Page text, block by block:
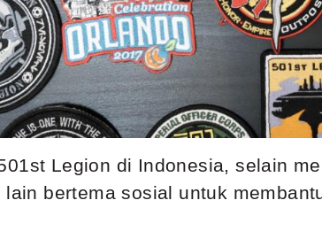
Legion di Indonesia, selain
bertema sosial untuk